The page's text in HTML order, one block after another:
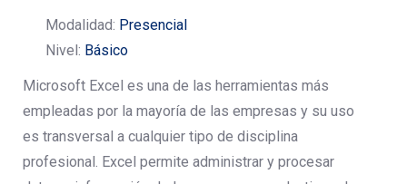
Modalidad: Presencial
Nivel: Básico
Microsoft Excel es una de las herramientas más
empleadas por la mayoría de las empresas y su uso
es transversal a cualquier tipo de disciplina
profesional. Excel permite administrar y procesar